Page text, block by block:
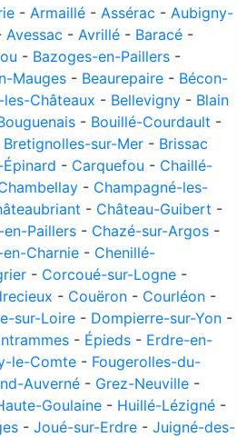
- Armaillé - Assérac - Aubigny-
Avessac - Avrillé - Baracé -
- Bazoges-en-Paillers -
Mauges - Beaurepaire - Bécon-
Châteaux - Bellevigny - Blain
- Bouillé-Courdault -
Bretignolles-sur-Mer - Brissac
- Carquefou - Chaillé-
- Champagné-les-
- Château-Guibert -
en-Paillers - Chazé-sur-Argos -
Charnie - Chenillé-
- Corcoué-sur-Logne -
- Couëron - Courléon -
sur-Loire - Dompierre-sur-Yon -
- Épieds - Erdre-en-
le-Comte - Fougerolles-du-
Auverné - Grez-Neuville -
Goulaine - Huillé-Lézigné -
- Joué-sur-Erdre - Juigné-des-